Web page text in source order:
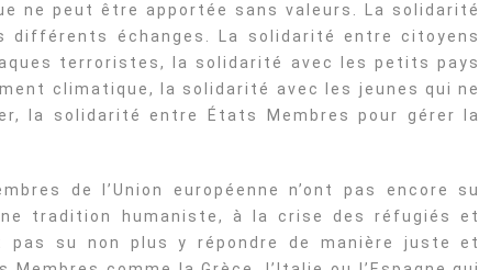
ne peut être apportée sans valeurs. La solidarité
différents échanges. La solidarité entre citoyens
terroristes, la solidarité avec les petits pays
climatique, la solidarité avec les jeunes qui ne
la solidarité entre États Membres pour gérer la
de l’Union européenne n’ont pas encore su
tradition humaniste, à la crise des réfugiés et
pas su non plus y répondre de manière juste et